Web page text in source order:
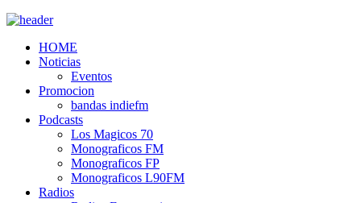
HOME
Noticias
Eventos
Promocion
bandas indiefm
Podcasts
Los Magicos 70
Monograficos FM
Monograficos FP
Monograficos L90FM
Radios